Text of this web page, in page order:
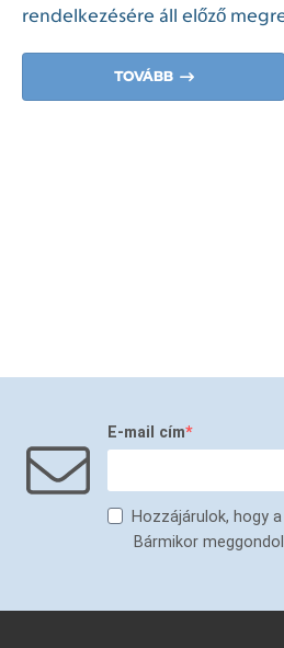
rendelkezésére áll előző
TOVÁBB
E-mail cím
Hozzájárulok, hogy
Bármikor